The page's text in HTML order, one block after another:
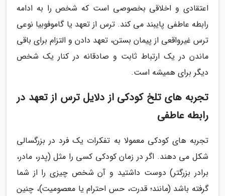
اعتقادی و اخلاقی بخصوصی است که شخص را به ادامه
رابطه عاطفی پایبند می کند. ترس از تعهد یا گاموفوبیا نوعی
ترس غیرواقعی از پیمان بستن، تعهد دادن و التزام برای باقی
ماندن در یک ارتباط ثابت و صادقانه در کنار یک شخص
دیگر برای همیشه است.
تجربه های تلخ کودکی از دلایل ترس از تعهد در
رابطه عاطفی
تجربه های کودکی معمولا به تفکرات یک فرد در بزرگسالی
شکل می دهند. اگر در زمان کودکی کسی را مثل (پدر، مادر،
برادر بزرگتر) دوست داشتید و آن شخص چیزی را از شما
گرفته باشد (مانند؛ قدرت، حس احترام یا معصومیت)، چنین